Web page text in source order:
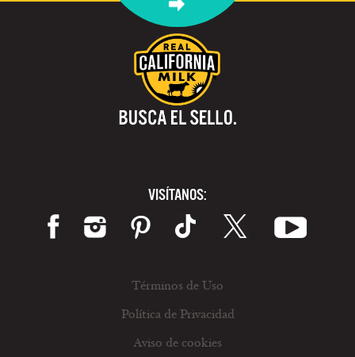
VISÍTANOS:
Términos de Uso
Política de Privacidad
Aviso de cookies